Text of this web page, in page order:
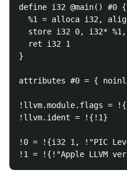
define i32 @main() #0 {
%1 = alloca i32,
store i32 0, i32*
  ret i32 1
}
attributes #0 = {
!llvm.module.flags =
!llvm.ident = !{!1}
!0 = !{i32 1, !"PIC